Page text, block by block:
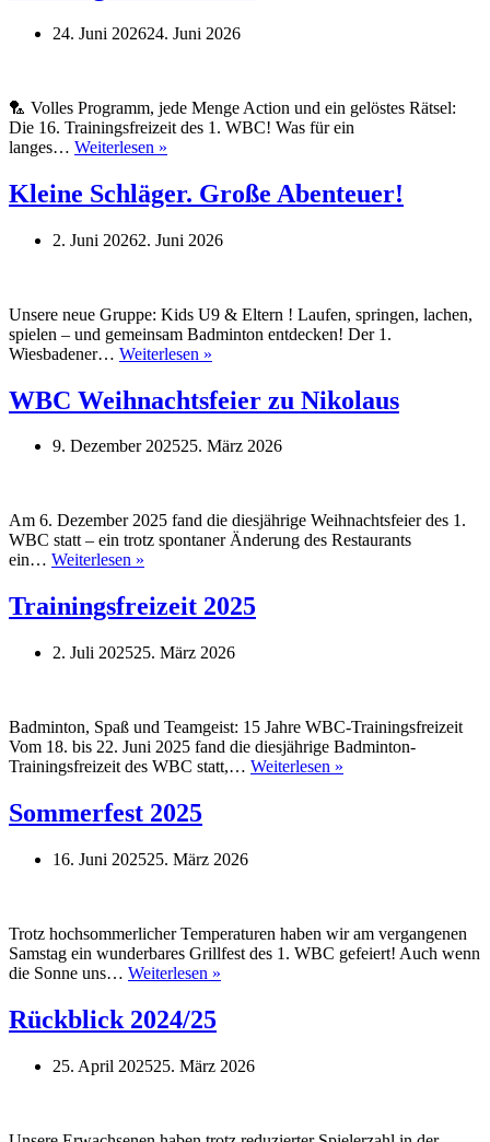
24. Juni 202624. Juni 2026
🏸 Volles Programm, jede Menge Action und ein gelöstes Rätsel:
Die 16. Trainingsfreizeit des 1. WBC! Was für ein
langes… Weiterlesen »
Kleine Schläger. Große Abenteuer!
2. Juni 20262. Juni 2026
Unsere neue Gruppe: Kids U9 & Eltern ! Laufen, springen, lachen,
spielen – und gemeinsam Badminton entdecken! Der 1.
Wiesbadener… Weiterlesen »
Große
Abenteuer!
WBC Weihnachtsfeier zu Nikolaus
9. Dezember 202525. März 2026
Am 6. Dezember 2025 fand die diesjährige Weihnachtsfeier des 1.
WBC statt – ein trotz spontaner Änderung des Restaurants
ein… Weiterlesen »
zu
Nikolaus
Trainingsfreizeit 2025
2. Juli 202525. März 2026
Badminton, Spaß und Teamgeist: 15 Jahre WBC-Trainingsfreizeit
Vom 18. bis 22. Juni 2025 fand die diesjährige Badminton-
Trainingsfreizeit des WBC statt,… Weiterlesen »
Sommerfest 2025
16. Juni 202525. März 2026
Trotz hochsommerlicher Temperaturen haben wir am vergangenen
Samstag ein wunderbares Grillfest des 1. WBC gefeiert! Auch wenn
die Sonne uns… Weiterlesen »
Rückblick 2024/25
25. April 202525. März 2026